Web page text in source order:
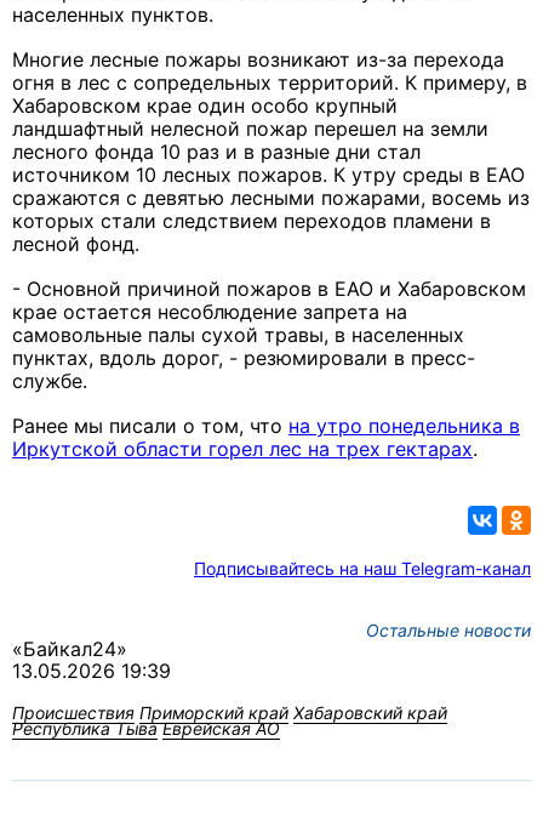
населенных пунктов.
Многие лесные пожары возникают из-за перехода
огня в лес с сопредельных территорий. К примеру, в
Хабаровском крае один особо крупный
ландшафтный нелесной пожар перешел на земли
лесного фонда 10 раз и в разные дни стал
источником 10 лесных пожаров. К утру среды в ЕАО
сражаются с девятью лесными пожарами, восемь из
которых стали следствием переходов пламени в
лесной фонд.
- Основной причиной пожаров в ЕАО и Хабаровском
крае остается несоблюдение запрета на
самовольные палы сухой травы, в населенных
пунктах, вдоль дорог, - резюмировали в пресс-
службе.
Ранее мы писали о том, что на утро понедельника в
Иркутской области горел лес на трех гектарах.
Подписывайтесь на наш Telegram-канал
Остальные новости
«Байкал24»
13.05.2026 19:39
Происшествия Приморский край Хабаровский край
Республика Тыва Еврейская АО